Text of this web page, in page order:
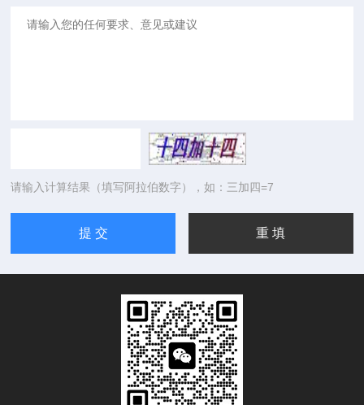
请输入计算结果（填写阿拉伯数字），如：三加四=7